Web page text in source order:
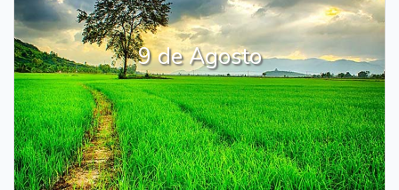
9 de Agosto